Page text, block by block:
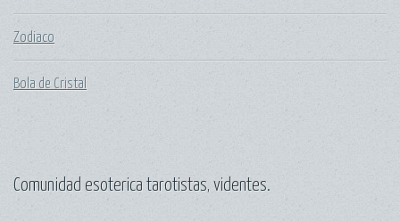
Zodiaco
Bola de Cristal
Comunidad esoterica tarotistas, videntes.